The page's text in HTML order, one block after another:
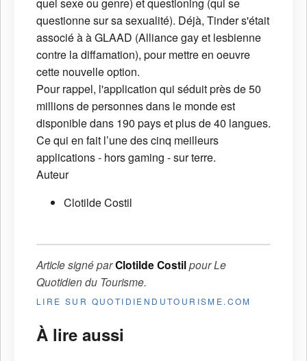
quel sexe ou genre) et questioning (qui se
questionne sur sa sexualité). Déjà, Tinder s'était
associé à à GLAAD (Alliance gay et lesbienne
contre la diffamation), pour mettre en oeuvre
cette nouvelle option.
Pour rappel, l'application qui séduit près de 50
millions de personnes dans le monde est
disponible dans 190 pays et plus de 40 langues.
Ce qui en fait l’une des cinq meilleurs
applications - hors gaming - sur terre.
Auteur
Clotilde Costil
Article signé parClotilde CostilpourLe
Quotidien du Tourisme.
LIRE SUR QUOTIDIENDUTOURISME.COM
À lire aussi